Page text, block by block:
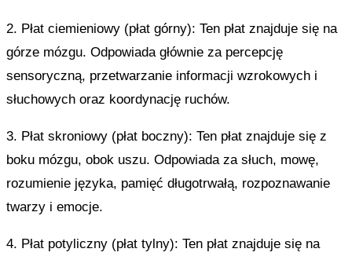
2. Płat ciemieniowy (płat górny): Ten płat znajduje się na
górze mózgu. Odpowiada głównie za percepcję
sensoryczną, przetwarzanie informacji wzrokowych i
słuchowych oraz koordynację ruchów.
3. Płat skroniowy (płat boczny): Ten płat znajduje się z
boku mózgu, obok uszu. Odpowiada za słuch, mowę,
rozumienie języka, pamięć długotrwałą, rozpoznawanie
twarzy i emocje.
4. Płat potyliczny (płat tylny): Ten płat znajduje się na